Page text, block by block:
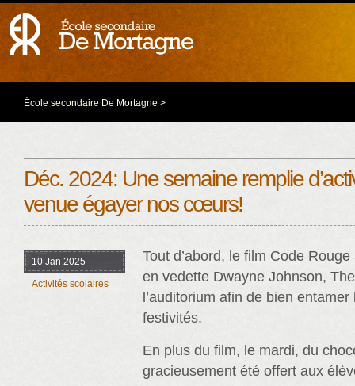
École secondaire De Mortagne >
Déc. 2024: Une semaine remplie
venue égayer nos cœurs!
10 Jan 2025
Activités scolaires
Tout d’abord, le film Code
en vedette Dwayne Johnson,
l’auditorium afin de bien
festivités.
En plus du film, le mardi, du
gracieusement été offert aux